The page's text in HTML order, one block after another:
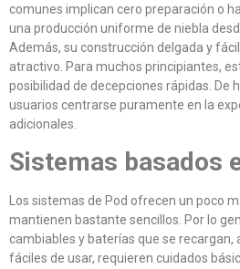
comunes implican cero preparación o
una producción uniforme de niebla
Además, su construcción delgada y
atractivo. Para muchos principiantes,
posibilidad de decepciones rápidas. De
usuarios centrarse puramente en la
adicionales.
Sistemas basados
Los sistemas de Pod ofrecen un poco
mantienen bastante sencillos. Por lo
cambiables y baterías que se recargan,
fáciles de usar, requieren cuidados